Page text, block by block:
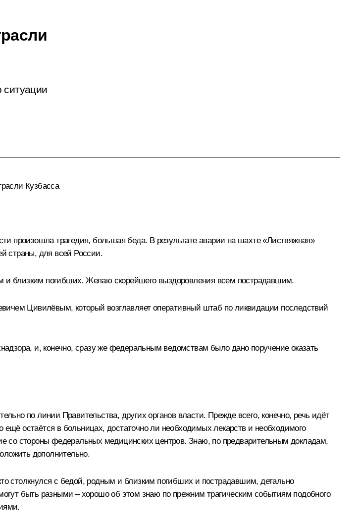
Кузбасса
произошла трагедия, большая беда. В результате аварии на шахте «Листвяжная»
страны, для всей России.
близким погибших. Желаю скорейшего выздоровления всем пострадавшим.
Цивилёвым, который возглавляет оперативный штаб по ликвидации последствий
и, конечно, сразу же федеральным ведомствам было дано поручение оказать
по линии Правительства, других органов власти. Прежде всего, конечно, речь идёт
остаётся в больницах, достаточно ли необходимых лекарств и необходимого
со стороны федеральных медицинских центров. Знаю, по предварительным докладам,
дополнительно.
столкнулся с бедой, родным и близким погибших и пострадавшим, детально
быть разными – хорошо об этом знаю по прежним трагическим событиям подобного